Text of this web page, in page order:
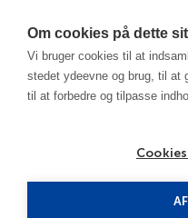
Om cookies på dette
Vi bruger cookies til at
stedet ydeevne og brug, til at
til at forbedre og tilpasse
Bangkok